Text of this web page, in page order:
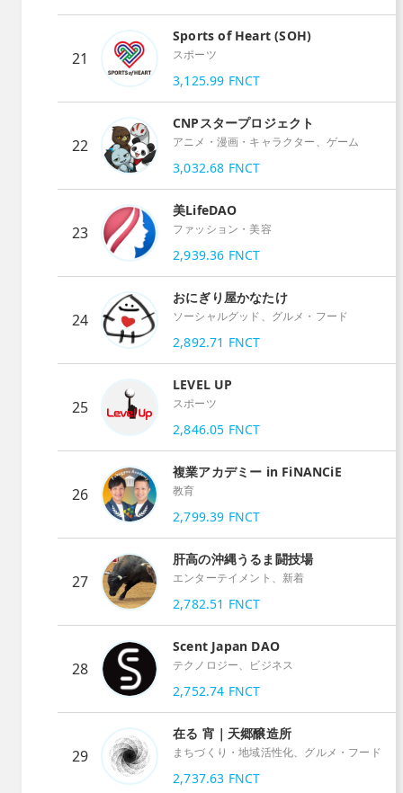
21
Sports of Heart (SOH)
スポーツ
3,125.99 FNCT
22
CNPスタープロジェクト
アニメ・漫画・キャラクター、ゲーム
3,032.68 FNCT
23
美LifeDAO
ファッション・美容
2,939.36 FNCT
24
おにぎり屋かなたけ
ソーシャルグッド、グルメ・フード
2,892.71 FNCT
25
LEVEL UP
スポーツ
2,846.05 FNCT
26
複業アカデミー in FiNANCiE
教育
2,799.39 FNCT
27
肝高の沖縄うるま闘技場
エンターテイメント、新着
2,782.51 FNCT
28
Scent Japan DAO
テクノロジー、ビジネス
2,752.74 FNCT
29
在る 宵｜天郷醸造所
まちづくり・地域活性化、グルメ・フード
2,737.63 FNCT